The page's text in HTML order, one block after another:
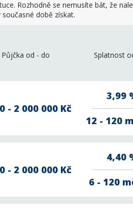
Rozhodně se nemusíte bát, že
době získat.
Půjčka od - do Splatnost
- 2 000 000 Kč
3,99
12 - 120
- 2 000 000 Kč
4,40
6 - 120